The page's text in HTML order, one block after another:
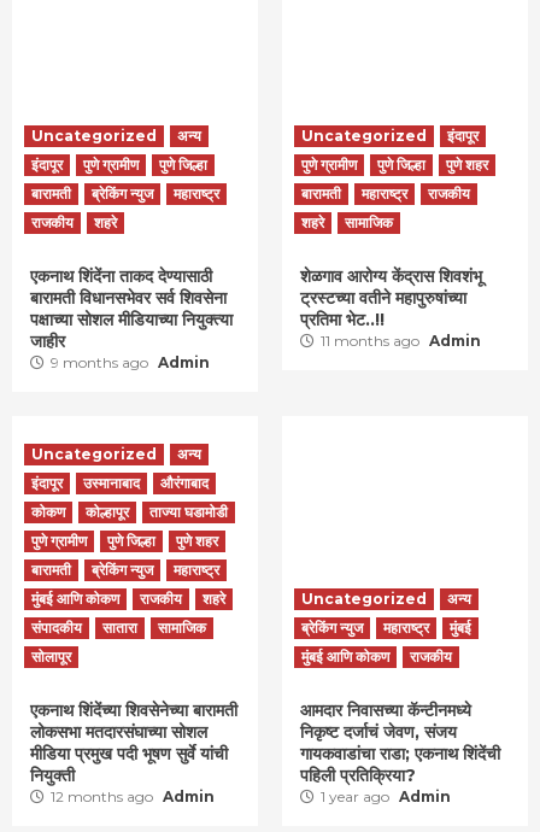
Uncategorized
अन्य
इंदापूर
पुणे ग्रामीण
पुणे जिल्हा
बारामती
ब्रेकिंग न्युज
महाराष्ट्र
राजकीय
शहरे
एकनाथ शिंदेंना ताकद देण्यासाठी
बारामती विधानसभेवर सर्व शिवसेना
पक्षाच्या सोशल मीडियाच्या नियुक्त्या
जाहीर
9 months ago Admin
Uncategorized
इंदापूर
पुणे ग्रामीण
पुणे जिल्हा
पुणे शहर
बारामती
महाराष्ट्र
राजकीय
शहरे
सामाजिक
शेळगाव आरोग्य केंद्रास शिवशंभू
ट्रस्टच्या वतीने महापुरुषांच्या
प्रतिमा भेट..!!
11 months ago Admin
Uncategorized
अन्य
इंदापूर
उस्मानाबाद
औरंगाबाद
कोकण
कोल्हापूर
ताज्या घडामोडी
पुणे ग्रामीण
पुणे जिल्हा
पुणे शहर
बारामती
ब्रेकिंग न्युज
महाराष्ट्र
मुंबई आणि कोकण
राजकीय
शहरे
संपादकीय
सातारा
सामाजिक
सोलापूर
एकनाथ शिंदेंच्या शिवसेनेच्या बारामती
लोकसभा मतदारसंघाच्या सोशल
मीडिया प्रमुख पदी भूषण सुर्वे यांची
नियुक्ती
12 months ago Admin
Uncategorized
अन्य
ब्रेकिंग न्युज
महाराष्ट्र
मुंबई
मुंबई आणि कोकण
राजकीय
आमदार निवासच्या कॅन्टीनमध्ये
निकृष्ट दर्जाचं जेवण, संजय
गायकवाडांचा राडा; एकनाथ शिंदेंची
पहिली प्रतिक्रिया?
1 year ago Admin